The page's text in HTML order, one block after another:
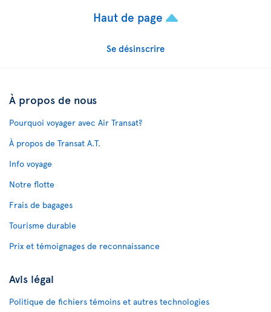
Haut de page
Se désinscrire
À propos de nous
Pourquoi voyager avec Air Transat?
À propos de Transat A.T.
Info voyage
Notre flotte
Frais de bagages
Tourisme durable
Prix et témoignages de reconnaissance
Avis légal
Politique de fichiers témoins et autres technologies